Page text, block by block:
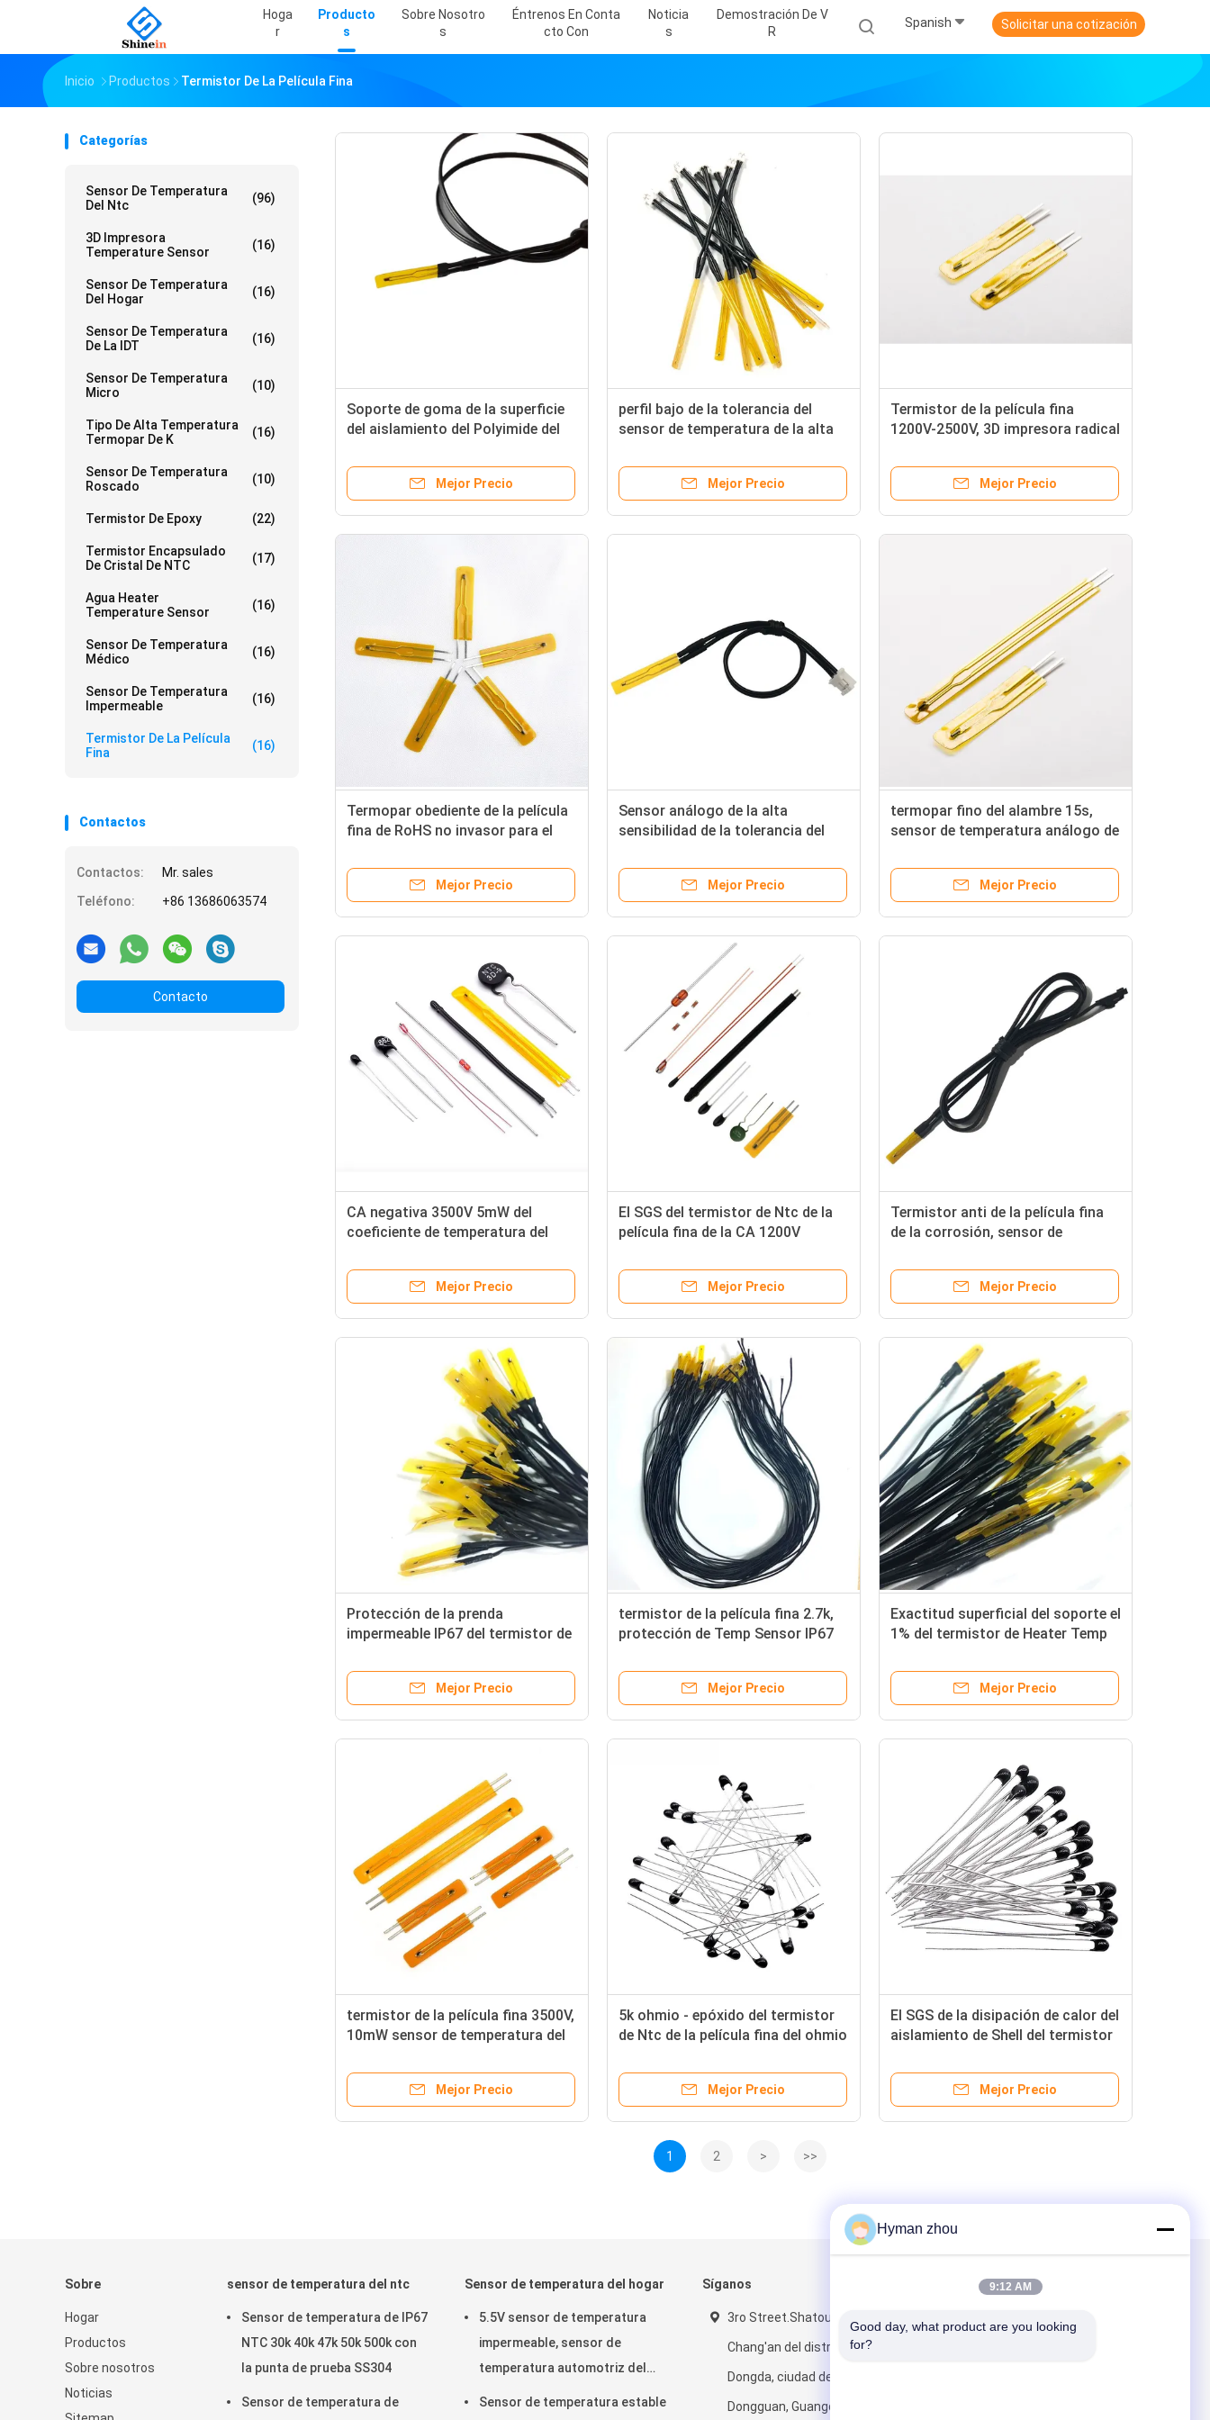
Hoga
R
Producto
S
Sobre Nosotro
S
Éntrenos En Conta
Cto Con
Noticia
S
Demostración De V
R
Spanish Solicitar una cotización
Inicio Productos Termistor De La Película Fina
Categorías
Sensor De Temperatura
Del Ntc
(96)
3D Impresora
Temperature Sensor
(16)
Sensor De Temperatura
Del Hogar
(16)
Sensor De Temperatura
De La IDT
(16)
Sensor De Temperatura
Micro
(10)
Tipo De Alta Temperatura
Termopar De K
(16)
Sensor De Temperatura
Roscado
(10)
Termistor De Epoxy (22)
Termistor Encapsulado
De Cristal De NTC
(17)
Agua Heater
Temperature Sensor
(16)
Sensor De Temperatura
Médico
(16)
Sensor De Temperatura
Impermeable
(16)
Termistor De La Película
Fina
(16)
Contactos
Contactos:
Mr. sales
Teléfono:
+86 13686063574
Contacto
Soporte de goma de la superficie
del aislamiento del Polyimide del
NTC 10k
Mejor Precio
perfil bajo de la tolerancia del
sensor de temperatura de la alta
Mejor Precio
Termistor de la película fina
1200V-2500V, 3D impresora radical
Mejor Precio
Termopar obediente de la película
fina de RoHS no invasor para el
Mejor Precio
Sensor análogo de la alta
sensibilidad de la tolerancia del
del ordenador
Mejor Precio
termopar fino del alambre 15s,
sensor de temperatura análogo de
Mejor Precio
CA negativa 3500V 5mW del
coeficiente de temperatura del
Mejor Precio
El SGS del termistor de Ntc de la
película fina de la CA 1200V
0.55m m alta
Mejor Precio
Termistor anti de la película fina
de la corrosión, sensor de
inducción 10K
Mejor Precio
Protección de la prenda
impermeable IP67 del termistor de
100k para el calentador
Mejor Precio
termistor de la película fina 2.7k,
protección de Temp Sensor IP67
Mejor Precio
Exactitud superficial del soporte el
1% del termistor de Heater Temp
fina
Mejor Precio
termistor de la película fina 3500V,
10mW sensor de temperatura del
Mejor Precio
5k ohmio - epóxido del termistor
de Ntc de la película fina del ohmio
dispositivos de las TIC
Mejor Precio
El SGS de la disipación de calor del
aislamiento de Shell del termistor
prueba de Ntc aprobó
Mejor Precio
1 2 > >>
Sobre
Hogar
Productos
Sobre nosotros
Noticias
sensor de temperatura del ntc
Sensor de temperatura de IP67
NTC 30k 40k 47k 50k 500k con
la punta de prueba SS304
Sensor de temperatura de
Sensor de temperatura del hogar
5.5V sensor de temperatura
impermeable, sensor de
temperatura automotriz del
Sensor de temperatura estable
Síganos
3ro Street.Shatou ciudad de
Chang'an del distrito de No.2
Dongda, ciudad de
Dongguan, Guangdong
Envíenos un correo
Hyman zhou
9:12 AM
Good day, what product are you looking
for?